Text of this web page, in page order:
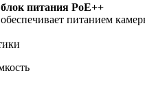
питания PoE++
питанием